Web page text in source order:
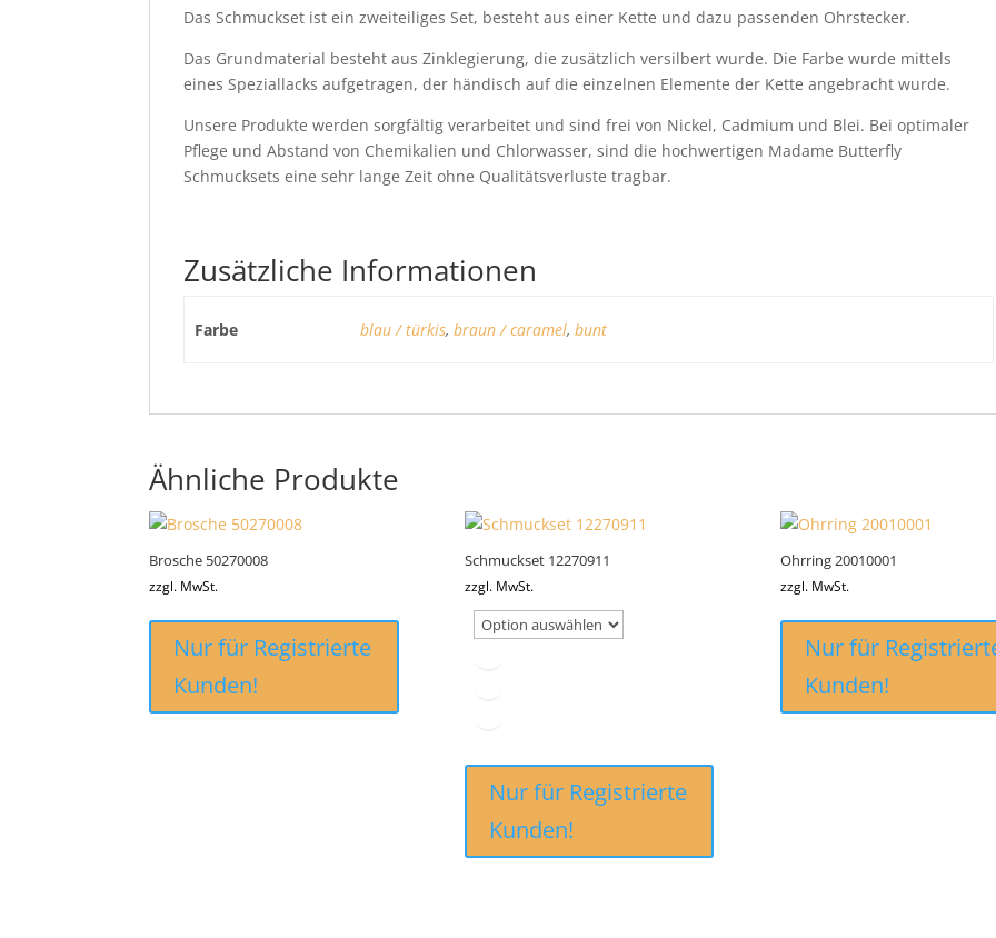
Das Schmuckset ist ein zweiteiliges Set, besteht aus einer Kette und dazu passenden Ohrstecker.
Das Grundmaterial besteht aus Zinklegierung, die zusätzlich versilbert wurde. Die Farbe wurde mittels
eines Speziallacks aufgetragen, der händisch auf die einzelnen Elemente der Kette angebracht wurde.
Unsere Produkte werden sorgfältig verarbeitet und sind frei von Nickel, Cadmium und Blei. Bei optimaler
Pflege und Abstand von Chemikalien und Chlorwasser, sind die hochwertigen Madame Butterfly
Schmucksets eine sehr lange Zeit ohne Qualitätsverluste tragbar.
Zusätzliche Informationen
Farbe blau / türkis, braun / caramel, bunt
Ähnliche Produkte
Brosche 50270008
zzgl. MwSt.
Nur für Registrierte
Kunden!
Schmuckset 12270911
zzgl. MwSt.
Nur für Registrierte
Kunden!
Ohrring 20010001
zzgl. MwSt.
Nur für
Kunden!